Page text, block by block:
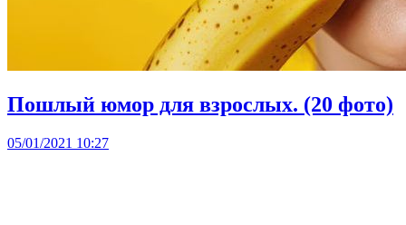
Пошлый юмор для взрослых. (20 фото)
05/01/2021 10:27